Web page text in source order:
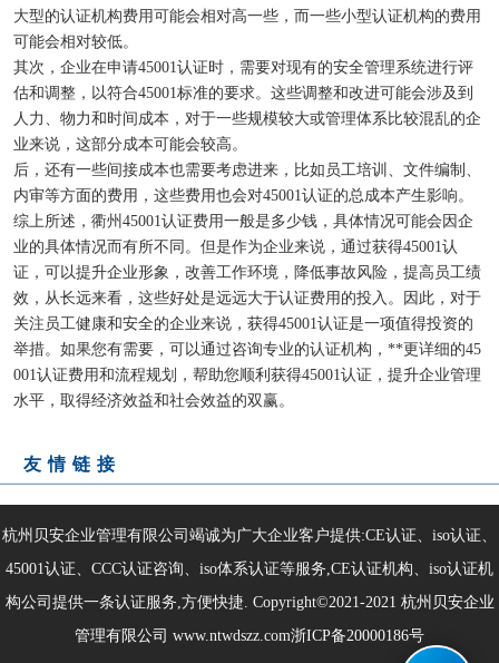
大型的认证机构费用可能会相对高一些，而一些小型认证机构的费用
可能会相对较低。
其次，企业在申请45001认证时，需要对现有的安全管理系统进行评
估和调整，以符合45001标准的要求。这些调整和改进可能会涉及到
人力、物力和时间成本，对于一些规模较大或管理体系比较混乱的企
业来说，这部分成本可能会较高。
后，还有一些间接成本也需要考虑进来，比如员工培训、文件编制、
内审等方面的费用，这些费用也会对45001认证的总成本产生影响。
综上所述，衢州45001认证费用一般是多少钱，具体情况可能会因企
业的具体情况而有所不同。但是作为企业来说，通过获得45001认
证，可以提升企业形象，改善工作环境，降低事故风险，提高员工绩
效，从长远来看，这些好处是远远大于认证费用的投入。因此，对于
关注员工健康和安全的企业来说，获得45001认证是一项值得投资的
举措。如果您有需要，可以通过咨询专业的认证机构，**更详细的45
001认证费用和流程规划，帮助您顺利获得45001认证，提升企业管理
水平，取得经济效益和社会效益的双赢。
友情链接
杭州贝安企业管理有限公司竭诚为广大企业客户提供:CE认证、iso认证、
45001认证、CCC认证咨询、iso体系认证等服务,CE认证机构、iso认证机
构公司提供一条认证服务,方便快捷. Copyright©2021-2021 杭州贝安企业
管理有限公司 www.ntwdszz.com浙ICP备20000186号